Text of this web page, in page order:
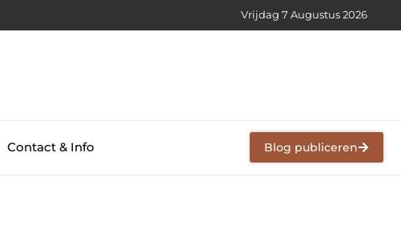
Vrijdag 7 Augustus 2026
Contact & Info Blog publiceren